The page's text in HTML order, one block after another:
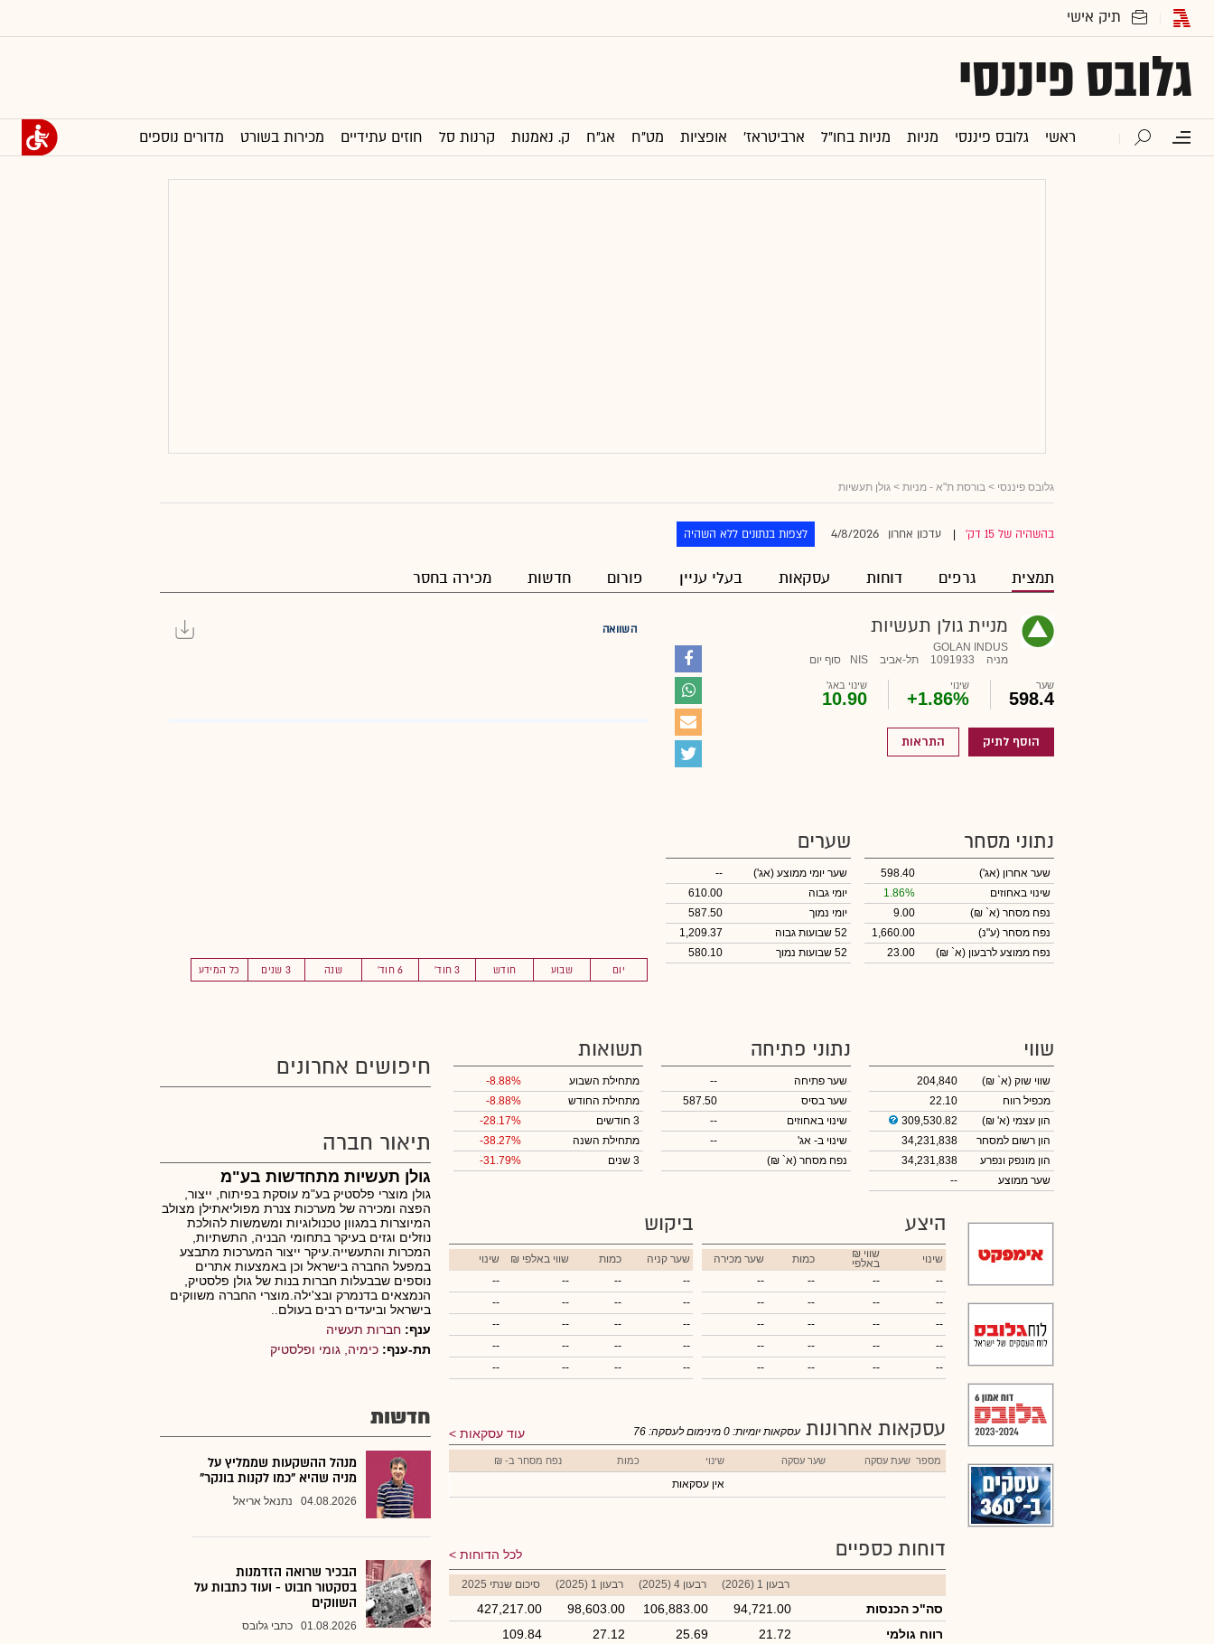
גלובס פיננסי
ראשי גלובס פיננסי מניות מניות בחו"ל ארביטראז' אופציות מט"ח אג"ח ק. נאמנות קרנות סל חוזים עתידיים מכירות בשורט מדורים נוספים
גלובס פיננסי > בורסת ת"א - מניות > גולן תעשיות
בהשהיה של 15 דק' עדכון אחרון 4/8/2026 לצפות בנתונים ללא השהיה
תמצית גרפים דוחות עסקאות בעלי עניין פורום חדשות מכירה בחסר
מניית גולן תעשיות
GOLAN INDUS
מניה
1091933 תל-אביב NIS סוף יום
שער
598.4
שינוי
+1.86%
שינוי באג'
10.90
הוסף לתיק התראות
השוואה
יום שבוע חודש 3 חוד' 6 חוד' שנה 3 שנים כל המידע
נתוני מסחר
שער אחרון (אג')
598.40
שינוי באחוזים
1.86%
נפח מסחר (א` ₪)
9.00
נפח מסחר (ע"נ)
1,660.00
נפח ממוצע לרבעון (א` ₪)
23.00
שערים
שער יומי ממוצע (אג')
--
יומי גבוה
610.00
יומי נמוך
587.50
52 שבועות גבוה
1,209.37
52 שבועות נמוך
580.10
שווי
שווי שוק (א` ₪)
204,840
מכפיל רווח
22.10
הון עצמי (א' ₪)
309,530.82
הון רשום למסחר
34,231,838
הון מונפק ונפרע
34,231,838
שער ממוצע
--
נתוני פתיחה
שער פתיחה
--
שער בסיס
587.50
שינוי באחוזים
--
שינוי ב- אג'
--
נפח מסחר (א` ₪)
תשואות
מתחילת השבוע
-8.88%
מתחילת החודש
-8.88%
3 חודשים
-28.17%
מתחילת השנה
-38.27%
3 שנים
-31.79%
היצע
שינוי ₪ שווי
באלפי כמות
שער מכירה
--
--
--
--
--
--
--
--
--
--
--
--
--
--
--
--
--
--
--
--
ביקוש
שער קניה כמות ₪ שווי באלפי
שינוי
--
--
--
--
--
--
--
--
--
--
--
--
--
--
--
--
--
--
--
--
עסקאות אחרונות עוד עסקאות עסקאות יומיות: 0 מינימום לעסקה: 76
מספר שעת עסקה שער עסקה שינוי כמות נפח מסחר ב- ₪
אין עסקאות
דוחות כספיים לכל הדוחות
רבעון 1 (2026) רבעון 4 (2025) רבעון 1 (2025) סיכום שנתי 2025
סה"כ הכנסות 94,721.00
106,883.00
98,603.00
427,217.00
רווח גולמי
21.72
25.69
27.12
109.84
חיפושים אחרונים
תיאור חברה
גולן תעשיות מתחדשות בע"מ
גולן מוצרי פלסטיק בע"מ עוסקת בפיתוח, ייצור,
הפצה ומכירה של מערכות צנרת מפוליאתילן מצולב
המיוצרות במגוון טכנולוגיות ומשמשות להולכת
נוזלים וגזים בעיקר בתחומי הבניה, התשתיות,
המכרות והתעשייה.עיקר ייצור המערכות מתבצע
במפעל החברה בישראל וכן באמצעות אתרים
נוספים שבבעלות חברות בנות של גולן פלסטיק,
הנמצאים בדנמרק ובצ'ילה.מוצרי החברה משווקים
בישראל וביעדים רבים בעולם..
ענף: חברות תעשיה
תת-ענף: כימיה, גומי ופלסטיק
חדשות
מנהל ההשקעות שממליץ על
מניה שהיא "כמו לקנות בונקר"
04.08.2026 נתנאל אריאל
הבכיר שרואה הזדמנות
בסקטור חבוט - ועוד כתבות על
השווקים
01.08.2026 כתבי גלובס